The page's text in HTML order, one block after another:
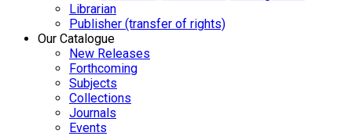
Librarian
Publisher (transfer of rights)
Our Catalogue
New Releases
Forthcoming
Subjects
Collections
Journals
Events